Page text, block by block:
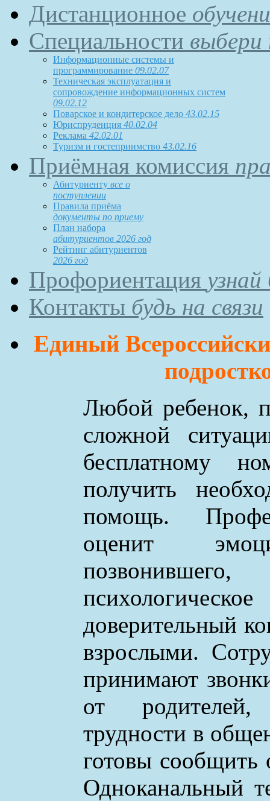
Дистанционное
Специальности выбери
Информационные системы и
программирование 09.02.07
Техническая эксплуатация и
сопровождение информационных систем
09.02.12
Поварское и кондитерское дело 43.02.15
Юриспруденция 40.02.04
Реклама 42.02.01
Туризм и гостеприимство 43.02.16
Приёмная комиссия
Абитуриенту все о
поступлении
Правила приёма
документы по приему
План набора
абитуриентов 2026 год
Рейтинг абитуриентов
2026 год
Профориентация
Контакты будь на связи
Единый
Любой ребенок,
сложной
бесплатному
получить
помощь.
оценит
доверительный
взрослыми.
принимают
от
трудности в
готовы сообщить
Одноканальный